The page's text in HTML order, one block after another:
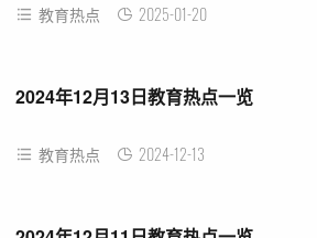
教育热点 2025-01-20
2024年12月13日教育热点一览
教育热点 2024-12-13